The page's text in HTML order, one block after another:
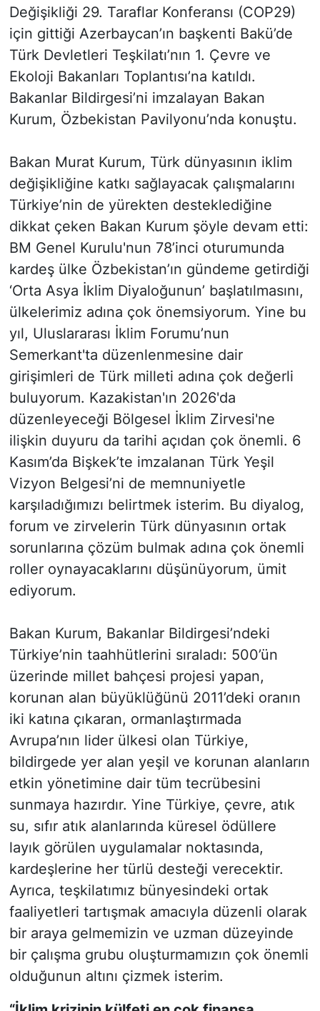
Değişikliği 29. Taraflar Konferansı (COP29)
için gittiği Azerbaycan’ın başkenti Bakü’de
Türk Devletleri Teşkilatı’nın 1. Çevre ve
Ekoloji Bakanları Toplantısı’na katıldı.
Bakanlar Bildirgesi’ni imzalayan Bakan
Kurum, Özbekistan Pavilyonu’nda konuştu.
Bakan Murat Kurum, Türk dünyasının iklim
değişikliğine katkı sağlayacak çalışmalarını
Türkiye’nin de yürekten desteklediğine
dikkat çeken Bakan Kurum şöyle devam etti:
BM Genel Kurulu'nun 78’inci oturumunda
kardeş ülke Özbekistan’ın gündeme getirdiği
‘Orta Asya İklim Diyaloğunun’ başlatılmasını,
ülkelerimiz adına çok önemsiyorum. Yine bu
yıl, Uluslararası İklim Forumu’nun
Semerkant'ta düzenlenmesine dair
girişimleri de Türk milleti adına çok değerli
buluyorum. Kazakistan'ın 2026'da
düzenleyeceği Bölgesel İklim Zirvesi'ne
ilişkin duyuru da tarihi açıdan çok önemli. 6
Kasım’da Bişkek’te imzalanan Türk Yeşil
Vizyon Belgesi’ni de memnuniyetle
karşıladığımızı belirtmek isterim. Bu diyalog,
forum ve zirvelerin Türk dünyasının ortak
sorunlarına çözüm bulmak adına çok önemli
roller oynayacaklarını düşünüyorum, ümit
ediyorum.
Bakan Kurum, Bakanlar Bildirgesi’ndeki
Türkiye’nin taahhütlerini sıraladı: 500’ün
üzerinde millet bahçesi projesi yapan,
korunan alan büyüklüğünü 2011’deki oranın
iki katına çıkaran, ormanlaştırmada
Avrupa’nın lider ülkesi olan Türkiye,
bildirgede yer alan yeşil ve korunan alanların
etkin yönetimine dair tüm tecrübesini
sunmaya hazırdır. Yine Türkiye, çevre, atık
su, sıfır atık alanlarında küresel ödüllere
layık görülen uygulamalar noktasında,
kardeşlerine her türlü desteği verecektir.
Ayrıca, teşkilatımız bünyesindeki ortak
faaliyetleri tartışmak amacıyla düzenli olarak
bir araya gelmemizin ve uzman düzeyinde
bir çalışma grubu oluşturmamızın çok önemli
olduğunun altını çizmek isterim.